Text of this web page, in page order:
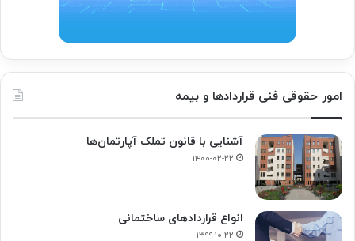
امور حقوقی فنی قراردادها و بیمه
آشنایی با قانون تملک آپارتمان‌ها
۱۴۰۰-۰۲-۲۲
انواع قراردادهای ساختمانی
۱۳۹۹-۱۰-۲۲